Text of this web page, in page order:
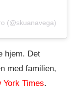
(@skuanavega)
hjem. Det
med familien,
York Times.